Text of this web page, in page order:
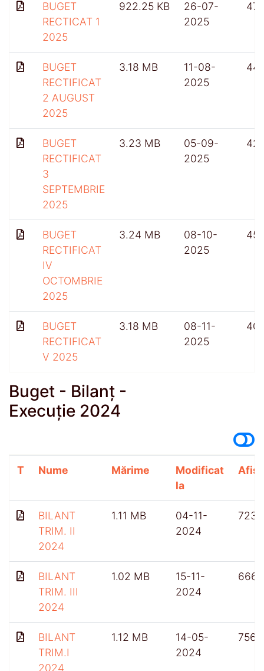
BUGET
RECTICAT 1
2025
922.25 KB
26-07-
2025
BUGET
RECTIFICAT
2 AUGUST
2025
3.18 MB
11-08-
2025
BUGET
RECTIFICAT
3
SEPTEMBRIE
2025
3.23 MB
05-09-
2025
BUGET
RECTIFICAT
IV
OCTOMBRIE
2025
3.24 MB
08-10-
2025
BUGET
RECTIFICAT
V 2025
3.18 MB
08-11-
2025
Buget - Bilanț -
Execuție 2024
T Nume Mărime
Modificat
la
BILANT
TRIM. II
2024
1.11 MB
04-11-
2024
723
BILANT
TRIM. III
2024
1.02 MB
15-11-
2024
666
BILANT
TRIM.I
2024
1.12 MB
14-05-
2024
756